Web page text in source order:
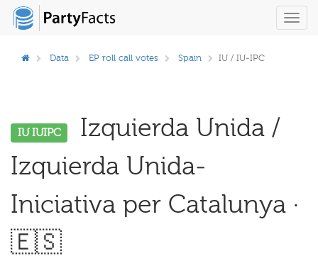
Data EP roll call votes Spain IU / IU-IPC
IU IUIPC
Izquierda Unida /
Izquierda Unida-
Iniciativa per Catalunya ·
🇪🇸